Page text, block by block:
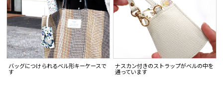
バッグにつけられるベル形キーケースで
す
ナスカン付きのストラップがベルの中を
通っています